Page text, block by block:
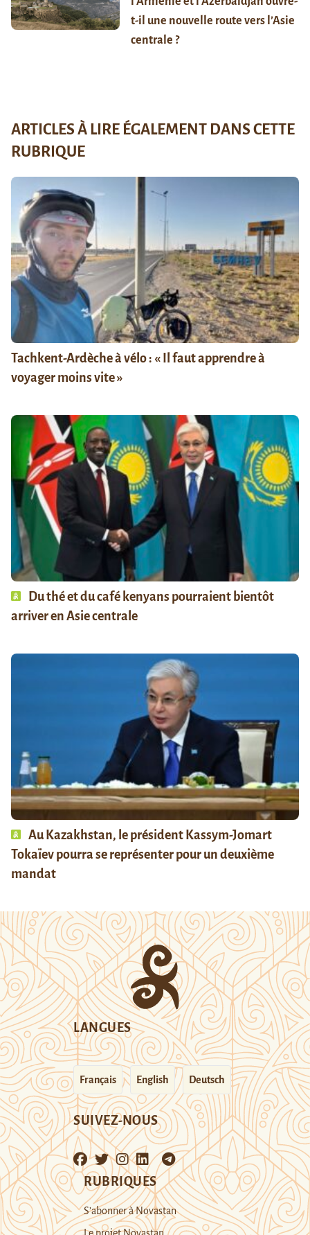
t-il une nouvelle route vers l’Asie
centrale ?
ARTICLES À LIRE ÉGALEMENT DANS CETTE
RUBRIQUE
Tachkent-Ardèche à vélo : « Il faut apprendre à
voyager moins vite »
Du thé et du café kenyans pourraient bientôt
arriver en Asie centrale
Au Kazakhstan, le président Kassym-Jomart
Tokaïev pourra se représenter pour un deuxième
mandat
LANGUES
Français English Deutsch
SUIVEZ-NOUS
RUBRIQUES
S’abonner à Novastan